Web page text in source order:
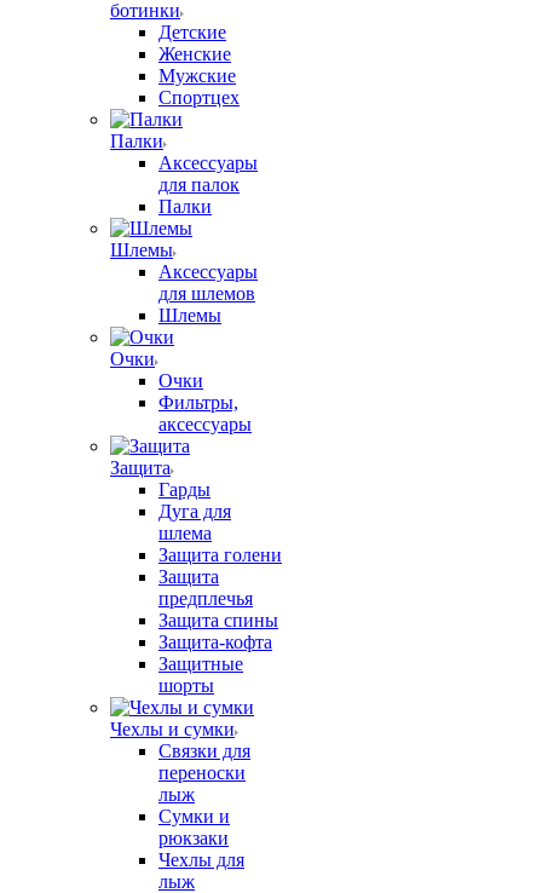
ботинки
Детские
Женские
Мужские
Спортцех
Палки
Аксессуары
для палок
Палки
Шлемы
Аксессуары
для шлемов
Шлемы
Очки
Очки
Фильтры,
аксессуары
Защита
Гарды
Дуга для
шлема
Защита голени
Защита
предплечья
Защита спины
Защита-кофта
Защитные
шорты
Чехлы и сумки
Связки для
переноски
лыж
Сумки и
рюкзаки
Чехлы для
лыж